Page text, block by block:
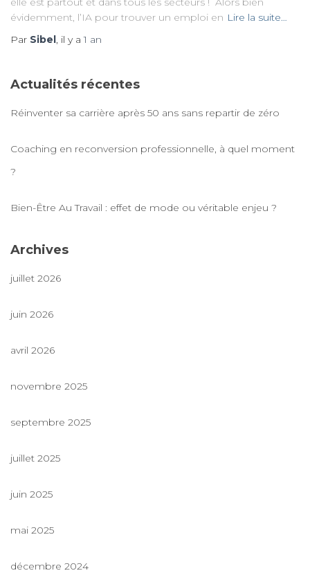
évidemment, l’IA pour trouver un emploi en Lire la suite…
Par Sibel, il y a1 an
Actualités récentes
Réinventer sa carrière après 50 ans sans repartir de zéro
Coaching en reconversion professionnelle, à quel moment
?
Bien-Être Au Travail : effet de mode ou véritable enjeu ?
Archives
juillet 2026
juin 2026
avril 2026
novembre 2025
septembre 2025
juillet 2025
juin 2025
mai 2025
décembre 2024